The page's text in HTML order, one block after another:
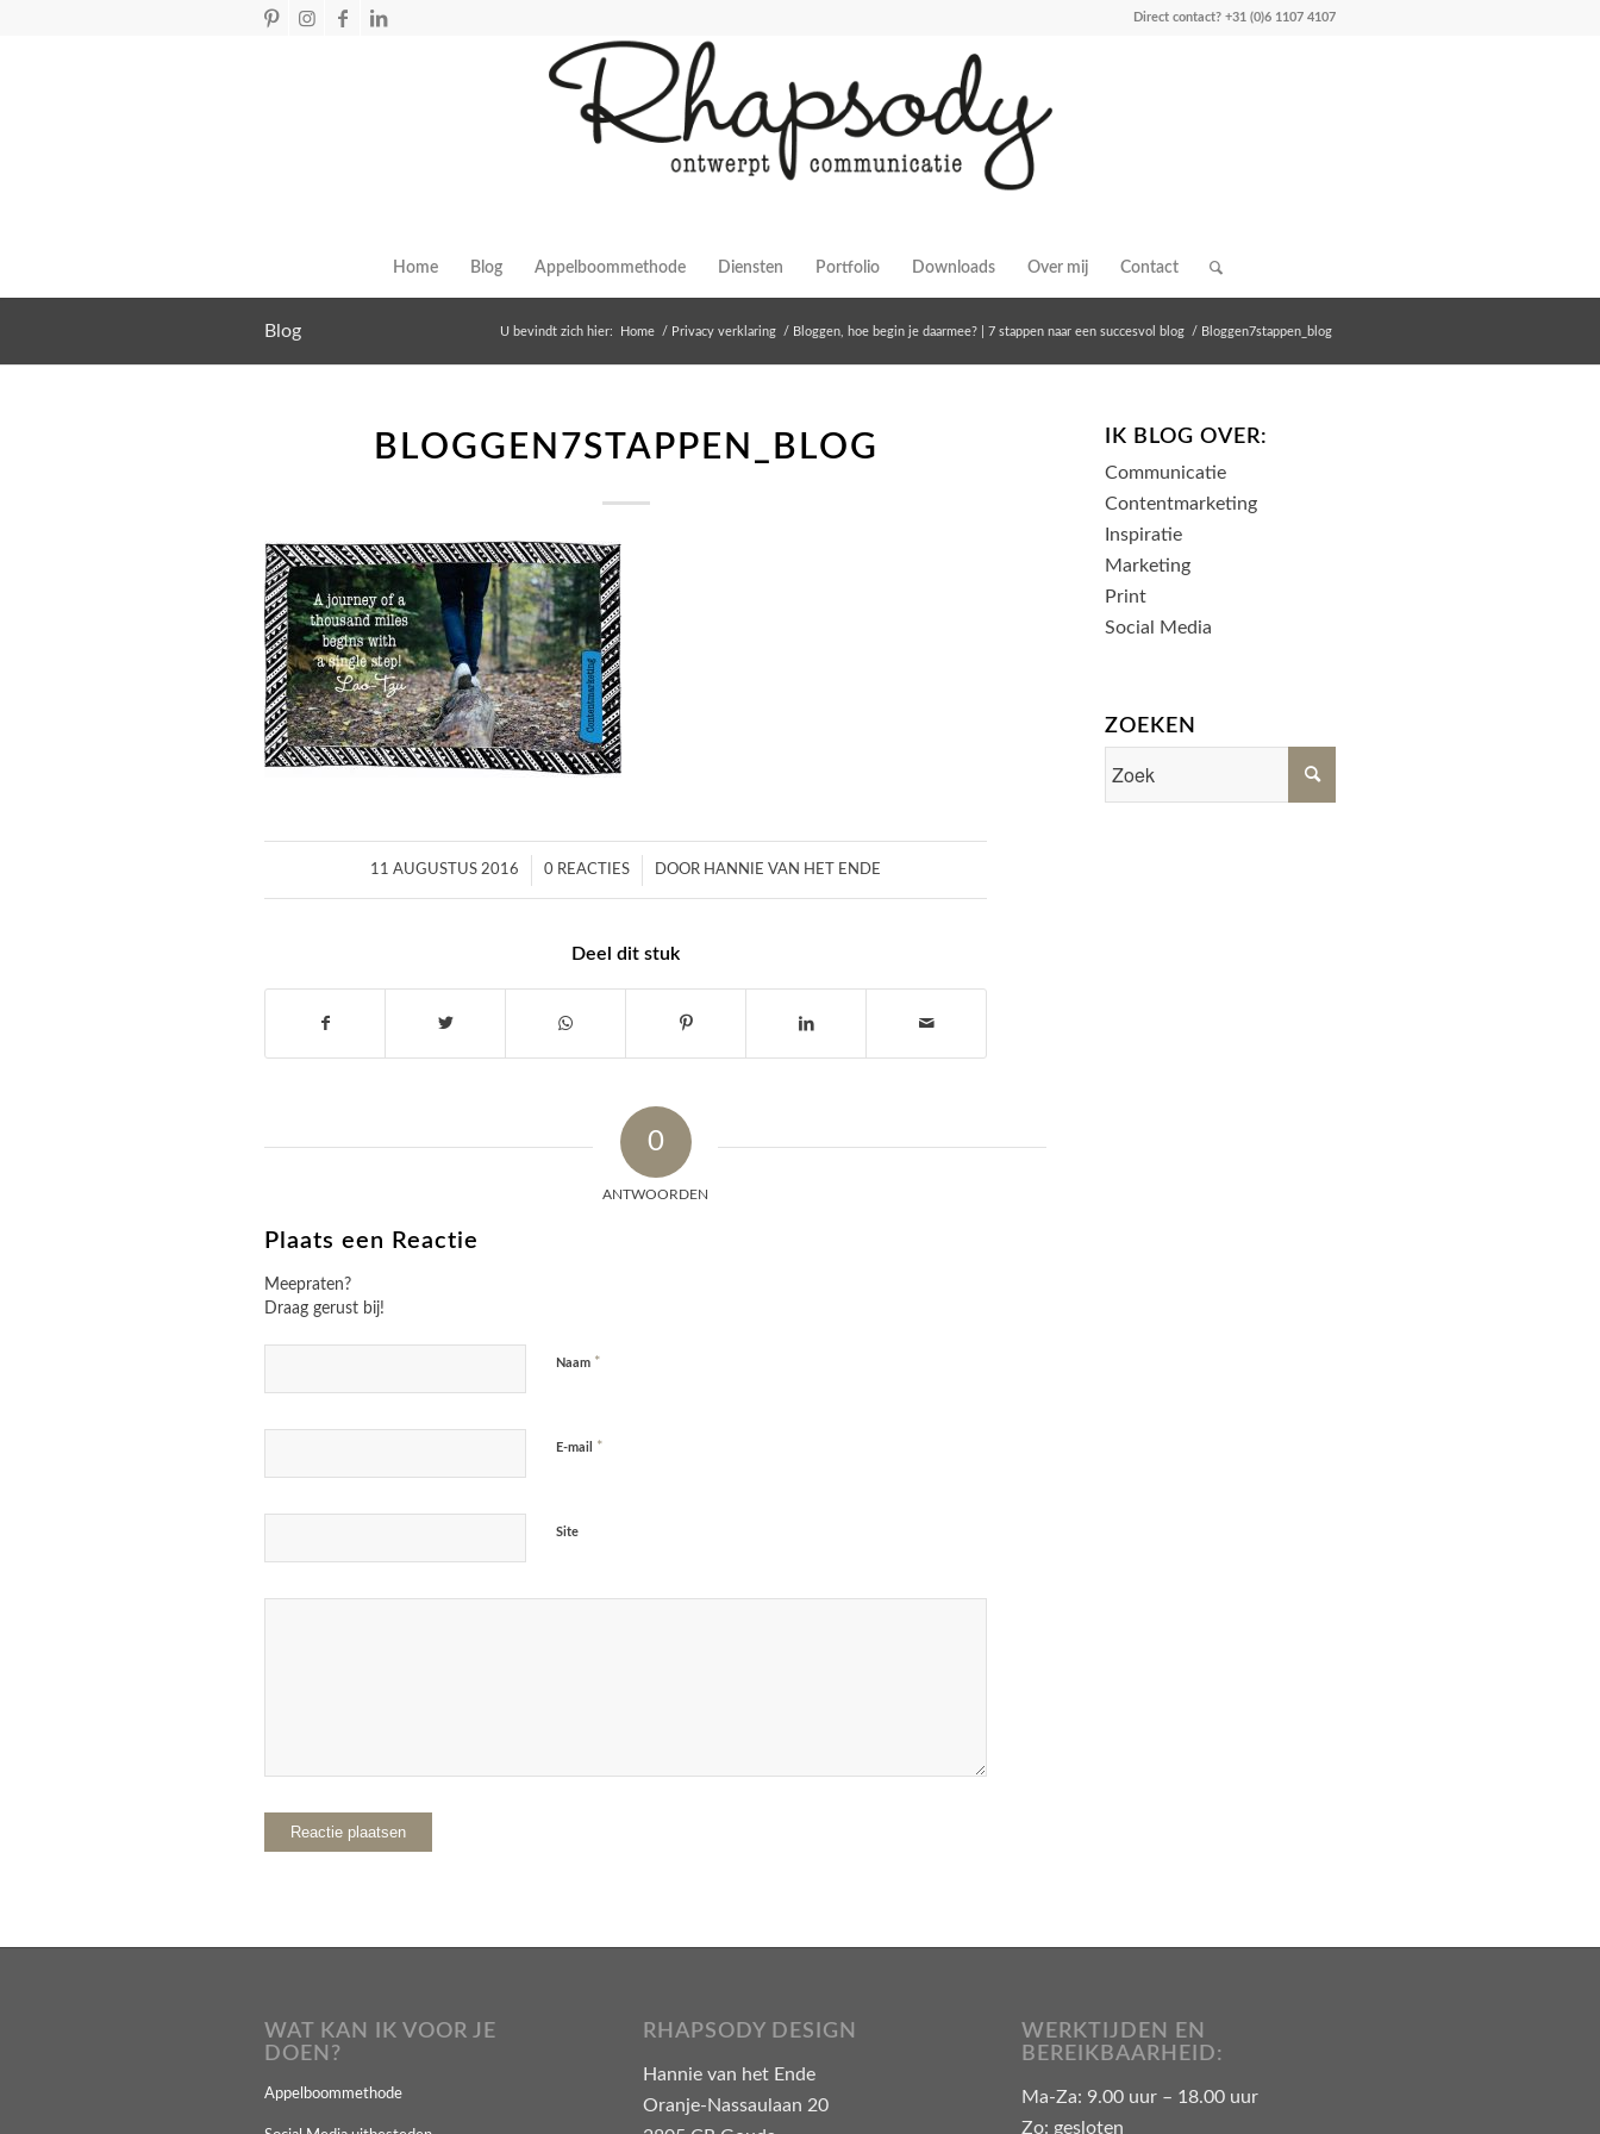
Direct contact? +31 (0)6 1107 4107
Home Blog Appelboommethode Diensten Portfolio Downloads Over mij Contact
Blog U bevindt zich hier: Home / Privacy verklaring / Bloggen, hoe begin je daarmee? | 7 stappen naar een succesvol blog / Bloggen7stappen_blog
BLOGGEN7STAPPEN_BLOG
11 AUGUSTUS 2016
/ 0 REACTIES
/ DOOR HANNIE VAN HET ENDE
Deel dit stuk
0
ANTWOORDEN
Plaats een Reactie
Meepraten?
Draag gerust bij!
Naam *
E-mail *
Site
IK BLOG OVER:
Communicatie
Contentmarketing
Inspiratie
Marketing
Print
Social Media
ZOEKEN
WAT KAN IK VOOR JE
DOEN?
Appelboommethode
RHAPSODY DESIGN
Hannie van het Ende
Oranje-Nassaulaan 20
WERKTIJDEN EN
BEREIKBAARHEID:
Ma-Za: 9.00 uur – 18.00 uur
Zo: gesloten